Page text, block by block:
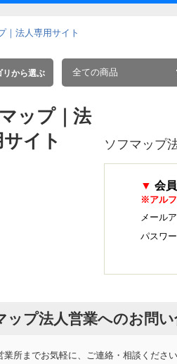
リから選ぶ 全ての商品
ソフマップ
▼ 会
※アルフ
メール
パスワー
ップ法人営業へのお問
業所までお気軽に、ご連絡・相談くださ